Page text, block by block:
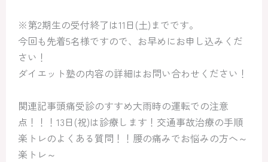
※第2期生の受付終了は11日(土)までです。
今回も先着5名様ですので、お早めにお申し込みくだ
さい！
ダイエット塾の内容の詳細はお問い合わせください！
関連記事頭痛受診のすすめ大雨時の運転での注意
点！！！13日(祝)は診療します！交通事故治療の手順
楽トレのよくある質問！！腰の痛みでお悩みの方へ～
楽トレ～